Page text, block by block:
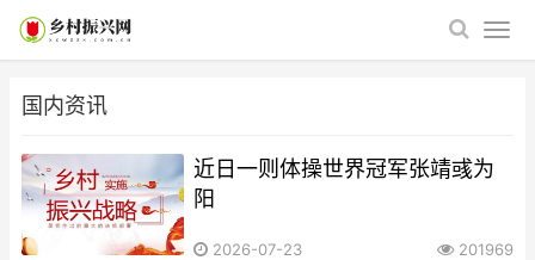
国内资讯
近日一则体操世界冠军张靖彧为
阳
2026-07-23 201969